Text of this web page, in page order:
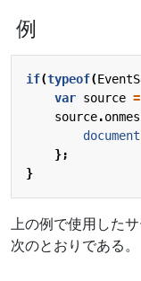
例
if(typeof(
var source =
source.
document
};
}
上の例で使用した
次のとおりである。